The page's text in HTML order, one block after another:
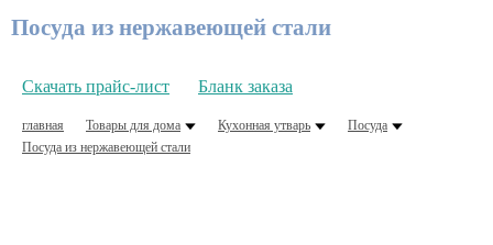
Посуда из нержавеющей стали
Скачать прайс-лист Бланк заказа
главная Товары для дома Кухонная утварь
Посуда
Посуда из нержавеющей стали